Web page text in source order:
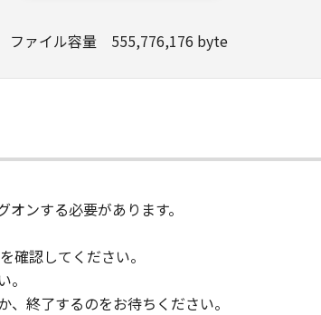
ファイル容量 555,776,176 byte
ンする必要があります。
確認してください。
終了するのをお待ちください。